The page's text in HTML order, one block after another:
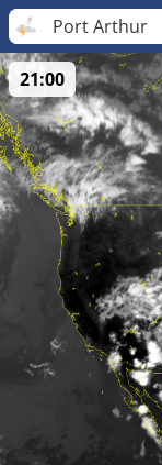
Port Arthur
21:00